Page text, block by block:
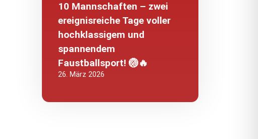
10 Mannschaften – zwei
ereignisreiche Tage voller
hochklassigem und
spannendem
Faustballsport! 🏐🔥
26. März 2026